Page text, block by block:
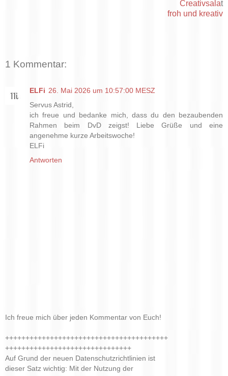
Creativsalat
froh und kreativ
1 Kommentar:
ELFi 26. Mai 2026 um 10:57:00 MESZ
Servus Astrid,
ich freue und bedanke mich, dass du den bezaubenden
Rahmen beim DvD zeigst! Liebe Grüße und eine
angenehme kurze Arbeitswoche!
ELFi
Antworten
Ich freue mich über jeden Kommentar von Euch!
++++++++++++++++++++++++++++++++++++++++
+++++++++++++++++++++++++++++++
Auf Grund der neuen Datenschutzrichtlinien ist
dieser Satz wichtig: Mit der Nutzung der